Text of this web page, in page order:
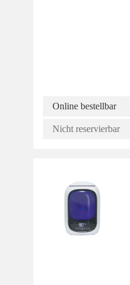
Online bestellbar
Nicht reservierbar